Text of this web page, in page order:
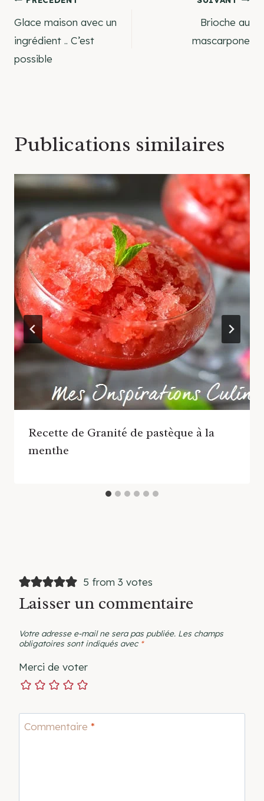
de
l’article
Glace maison avec un
ingrédient .. C’est
possible
Brioche au
mascarpone
Publications similaires
Recette de Granité de pastèque à la
menthe
5 from 3 votes
Laisser un commentaire
Votre adresse e-mail ne sera pas publiée. Les champs
obligatoires sont indiqués avec *
Merci de voter
Commentaire *